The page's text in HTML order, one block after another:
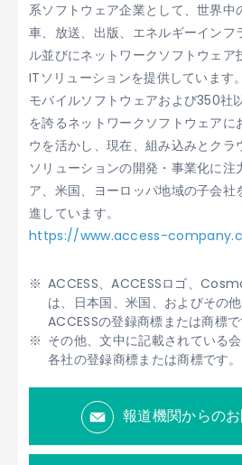
系ソフトウェア企業として、世界中
車、放送、出版、エネルギーインフ
ル並びにネットワークソフトウェア
ITソリューションを提供しています
モバイルソフトウェアおよび350社
を誇るネットワークソフトウェアに
ウを活かし、現在、組み込みとク
ソリューションの開発・事業化に注
ア、米国、ヨーロッパ地域の子会社
進しています。
https://www.access-
ACCESS、ACCESSロゴ、
は、日本国、米国、およびその
ACCESSの登録商標または商標で
その他、文中に記載されている
各社の登録商標または商標です。
報道機関からの